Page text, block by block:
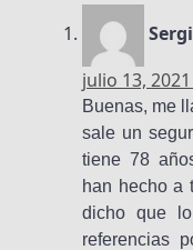
julio 13,
Buenas, me
sale un
tiene 78
han hecho a
dicho que
referencias